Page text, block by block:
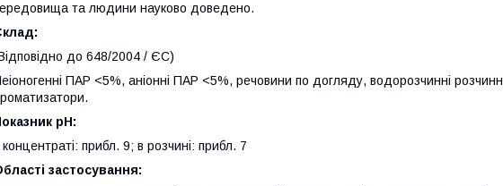
та людини науково доведено.
до 648/2004 / ЄС)
ПАР <5%, аніонні ПАР <5%, речовини по догляду, водорозчинні
pH:
концентраті: прибл. 9; в розчині: прибл. 7
застосування: